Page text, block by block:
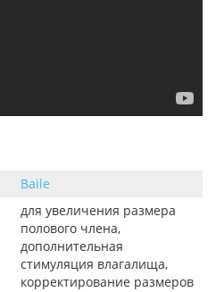
Baile
для увеличения размера
полового члена,
дополнительная
стимуляция влагалища,
корректирование размеров